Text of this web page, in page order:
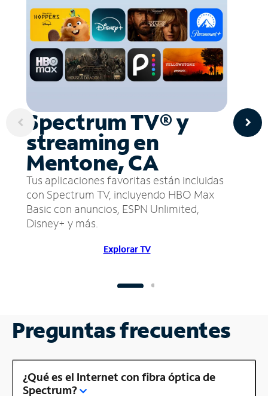
Spectrum TV® y
streaming en
Mentone, CA
Tus aplicaciones favoritas están incluidas
con Spectrum TV, incluyendo HBO Max
Basic con anuncios, ESPN Unlimited,
Disney+ y más.
Explorar TV
Preguntas frecuentes
¿Qué es el Internet con fibra óptica de
Spectrum?